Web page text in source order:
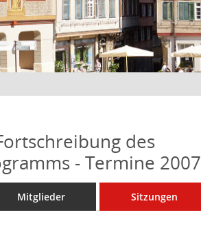
des
- Termine 2007
Mitglieder Sitzungen